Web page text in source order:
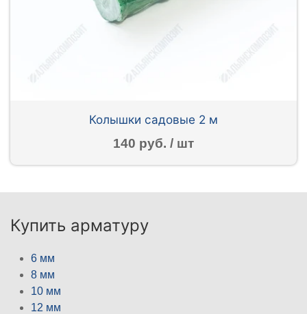
Колышки садовые 2 м
140 руб. / шт
Купить арматуру
6 мм
8 мм
10 мм
12 мм